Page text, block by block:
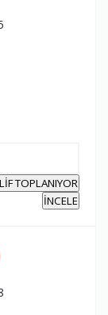
TOPLANIYOR
İNCELE